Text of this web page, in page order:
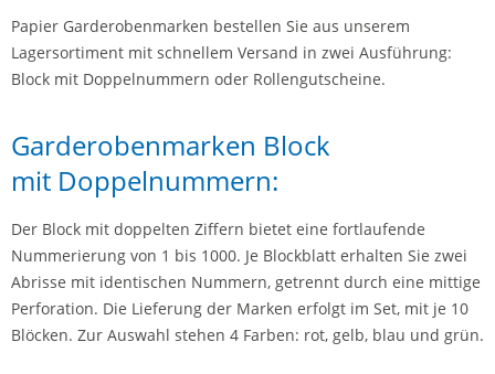
Papier Garderobenmarken bestellen Sie aus unserem
Lagersortiment mit schnellem Versand in zwei Ausführung:
Block mit Doppelnummern oder Rollengutscheine.
Garderobenmarken Block
mit Doppelnummern:
Der Block mit doppelten Ziffern bietet eine fortlaufende
Nummerierung von 1 bis 1000. Je Blockblatt erhalten Sie zwei
Abrisse mit identischen Nummern, getrennt durch eine mittige
Perforation. Die Lieferung der Marken erfolgt im Set, mit je 10
Blöcken. Zur Auswahl stehen 4 Farben: rot, gelb, blau und grün.